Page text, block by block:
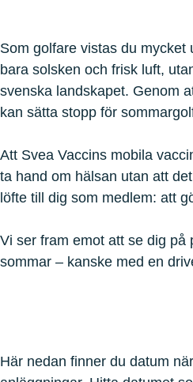
Som golfare vistas du
bara solsken och frisk luft,
svenska landskapet. Genom
kan sätta stopp för
Att Svea Vaccins mobila
ta hand om hälsan utan att
löfte till dig som medlem: att
Vi ser fram emot att se dig på
sommar – kanske med en
Här nedan finner du datum